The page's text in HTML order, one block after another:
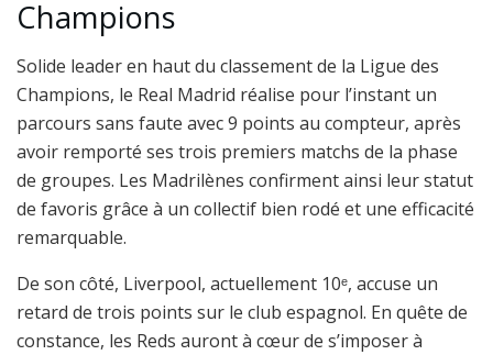
Champions
Solide leader en haut du classement de la Ligue des
Champions, le Real Madrid réalise pour l’instant un
parcours sans faute avec 9 points au compteur, après
avoir remporté ses trois premiers matchs de la phase
de groupes. Les Madrilènes confirment ainsi leur statut
de favoris grâce à un collectif bien rodé et une efficacité
remarquable.
De son côté, Liverpool, actuellement 10ᵉ, accuse un
retard de trois points sur le club espagnol. En quête de
constance, les Reds auront à cœur de s’imposer à